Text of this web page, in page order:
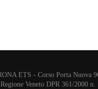
ETS - Corso Porta Nuova
Veneto DPR 361/2000 n.